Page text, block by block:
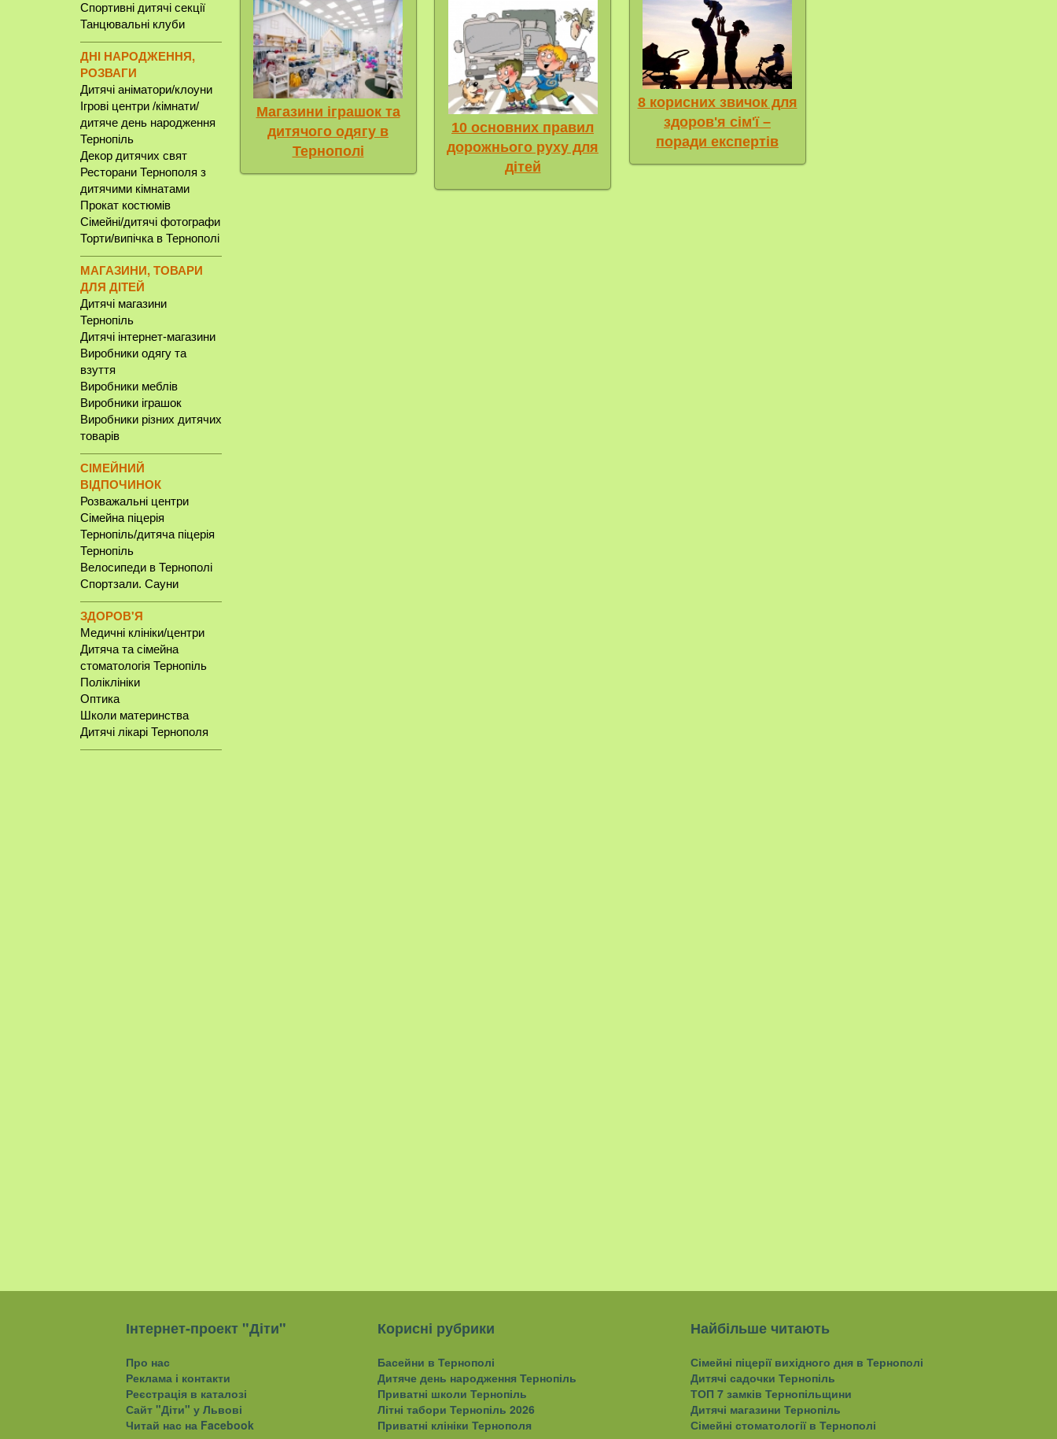
Спортивні дитячі секції
Танцювальні клуби
ДНІ НАРОДЖЕННЯ,
РОЗВАГИ
Дитячі аніматори/клоуни
Ігрові центри /кімнати/
дитяче день народження
Тернопіль
Декор дитячих свят
Ресторани Тернополя з
дитячими кімнатами
Прокат костюмів
Сімейні/дитячі фотографи
Торти/випічка в Тернополі
МАГАЗИНИ, ТОВАРИ
ДЛЯ ДІТЕЙ
Дитячі магазини
Тернопіль
Дитячі інтернет-магазини
Виробники одягу та
взуття
Виробники меблів
Виробники іграшок
Виробники різних дитячих
товарів
СІМЕЙНИЙ
ВІДПОЧИНОК
Розважальні центри
Сімейна піцерія
Тернопіль/дитяча піцерія
Тернопіль
Велосипеди в Тернополі
Спортзали. Сауни
ЗДОРОВ'Я
Медичні клініки/центри
Дитяча та сімейна
стоматологія Тернопіль
Поліклініки
Оптика
Школи материнства
Дитячі лікарі Тернополя
Магазини іграшок та
дитячого одягу в
Тернополі
10 основних правил
дорожнього руху для
дітей
8 корисних звичок для
здоров'я сім'ї –
поради експертів
Інтернет-проект "Діти"
Про нас
Реклама і контакти
Реєстрація в каталозі
Сайт "Діти" у Львові
Читай нас на Facebook
Корисні рубрики
Басейни в Тернополі
Дитяче день народження Тернопіль
Приватні школи Тернопіль
Літні табори Тернопіль 2026
Приватні клініки Тернополя
Найбільше читають
Сімейні піцерії вихідного дня в Тернополі
Дитячі садочки Тернопіль
ТОП 7 замків Тернопільщини
Дитячі магазини Тернопіль
Сімейні стоматології в Тернополі